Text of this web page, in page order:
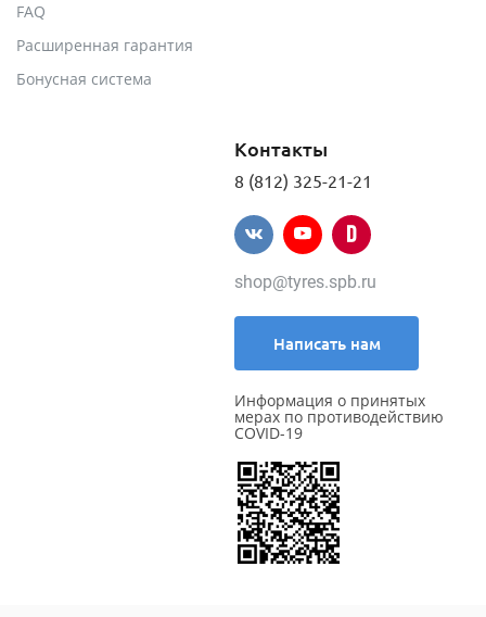
FAQ
Расширенная гарантия
Бонусная система
Контакты
8 (812) 325-21-21
shop@tyres.spb.ru
Написать нам
Информация о принятых
мерах по противодействию
COVID-19